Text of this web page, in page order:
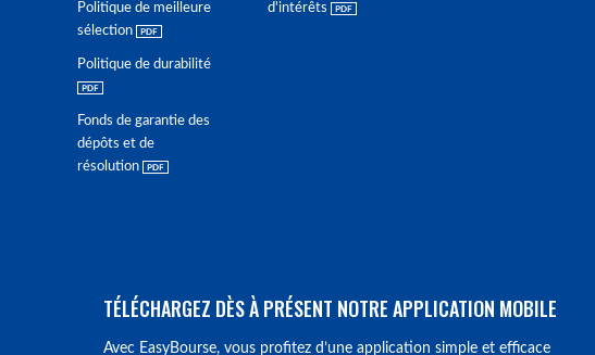
Politique de meilleure
sélection
Politique de durabilité
Fonds de garantie des
dépôts et de
résolution
d'intérêts
TÉLÉCHARGEZ DÈS À PRÉSENT NOTRE APPLICATION MOBILE
Avec EasyBourse, vous profitez d’une application simple et efficace